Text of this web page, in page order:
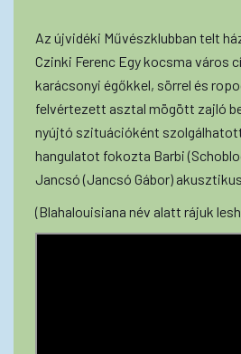
Az újvidéki Művészklubban telt
Czinki Ferenc Egy kocsma város
karácsonyi égőkkel, sörrel és
felvértezett asztal mögött zajló
nyújtó szituációként
hangulatot fokozta Barbi
Jancsó (Jancsó Gábor)
(Blahalouisiana név alatt rájuk